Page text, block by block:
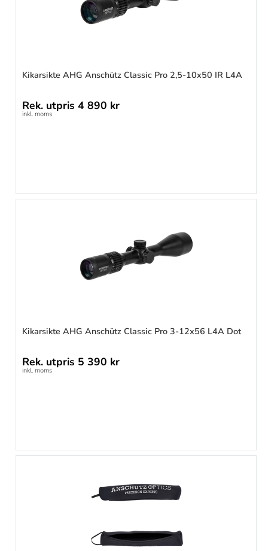
Kikarsikte AHG Anschütz Classic Pro 2,5-10x50 IR L4A
Rek. utpris 4 890 kr
inkl. moms
Kikarsikte AHG Anschütz Classic Pro 3-12x56 L4A Dot
Rek. utpris 5 390 kr
inkl. moms